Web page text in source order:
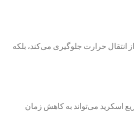
انتقال حرارت جلوگیری می‌کند، بلکه
اسکرید می‌تواند به کاهش زمان